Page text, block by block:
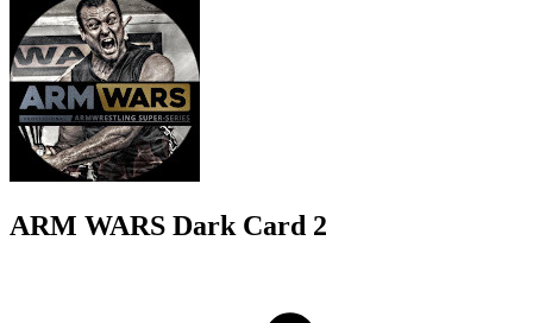
ARM WARS Dark Card 2